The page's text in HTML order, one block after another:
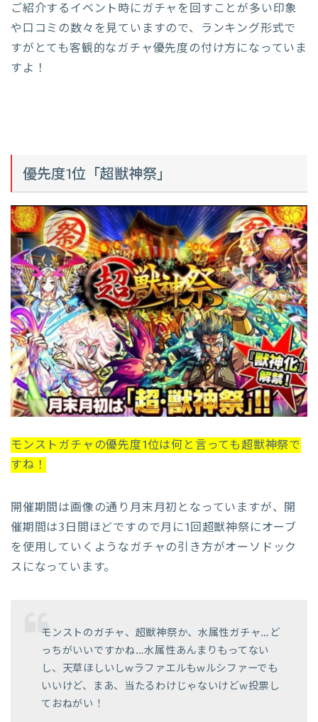
ご紹介するイベント時にガチャを回すことが多い印象
や口コミの数々を見ていますので、ランキング形式で
すがとても客観的なガチャ優先度の付け方になっていま
すよ！
優先度1位「超獣神祭」
モンストガチャの優先度1位は何と言っても超獣神祭で
すね！
開催期間は画像の通り月末月初となっていますが、開
催期間は3日間ほどですので月に1回超獣神祭にオーブ
を使用していくようなガチャの引き方がオーソドック
スになっています。
モンストのガチャ、超獣神祭か、水属性ガチャ…ど
っちがいいですかね…水属性あんまりもってない
し、天草ほしいしwラファエルもwルシファーでも
いいけど、まあ、当たるわけじゃないけどw投票し
ておねがい！